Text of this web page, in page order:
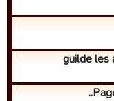
guilde les